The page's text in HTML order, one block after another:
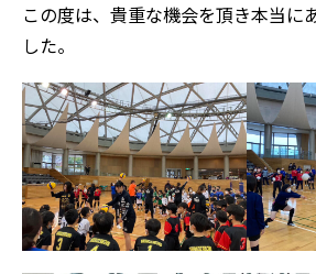
この度は、貴重な機会を頂き本当に
した。